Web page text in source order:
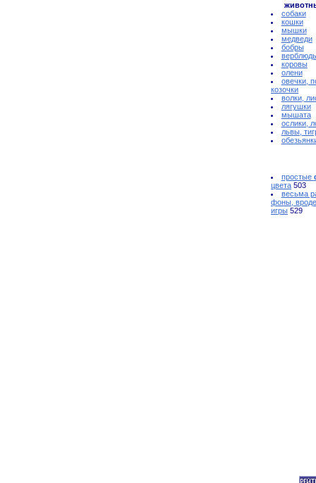
собаки
кошки
мышки
медведи
бобры
коровы
олени
овечки,
козочки
волки,
лягушки
мышата
ослики,
львы,
простые
цвета 503
весьма
фоны, вроде
игры 529